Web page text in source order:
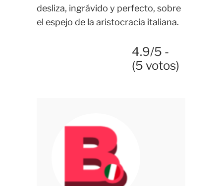
desliza, ingrávido y perfecto, sobre
el espejo de la aristocracia italiana.
4.9/5 -
(5 votos)